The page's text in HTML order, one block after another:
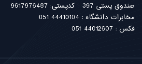
صندوق پستی 397 - کدپستی: 9617976487
مخابرات دانشگاه : 44410104 051
فکس : 44012607 051